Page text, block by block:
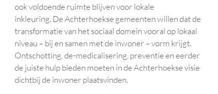
ook voldoende ruimte blijven voor lokale
inkleuring. De Achterhoekse gemeenten willen dat de
transformatie van het sociaal domein vooral op lokaal
niveau – bij en samen met de inwoner – vorm krijgt.
Ontschotting, de-medicalisering, preventie en eerder
de juiste hulp bieden moeten in de Achterhoekse visie
dichtbij de inwoner plaatsvinden.